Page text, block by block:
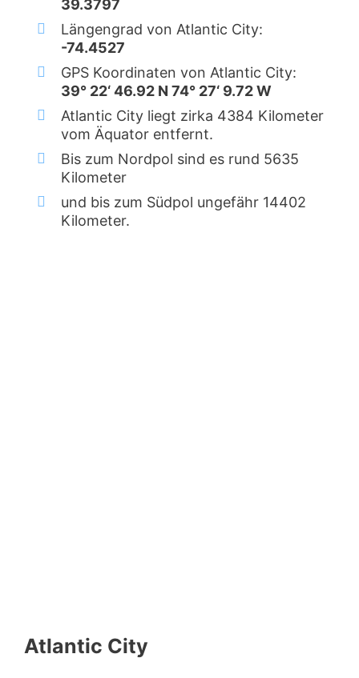
39.3797
Längengrad von Atlantic City:
-74.4527
GPS Koordinaten von Atlantic City:
39° 22‘ 46.92 N 74° 27‘ 9.72 W
Atlantic City liegt zirka 4384 Kilometer
vom Äquator entfernt.
Bis zum Nordpol sind es rund 5635
Kilometer
und bis zum Südpol ungefähr 14402
Kilometer.
Atlantic City